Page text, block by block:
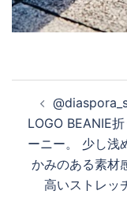
ナLOGO BEANIE
ーニー。 少し浅
かみのある素材
高いストレッ